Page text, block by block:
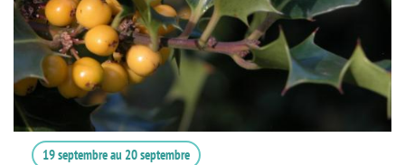
19 septembreau 20 septembre